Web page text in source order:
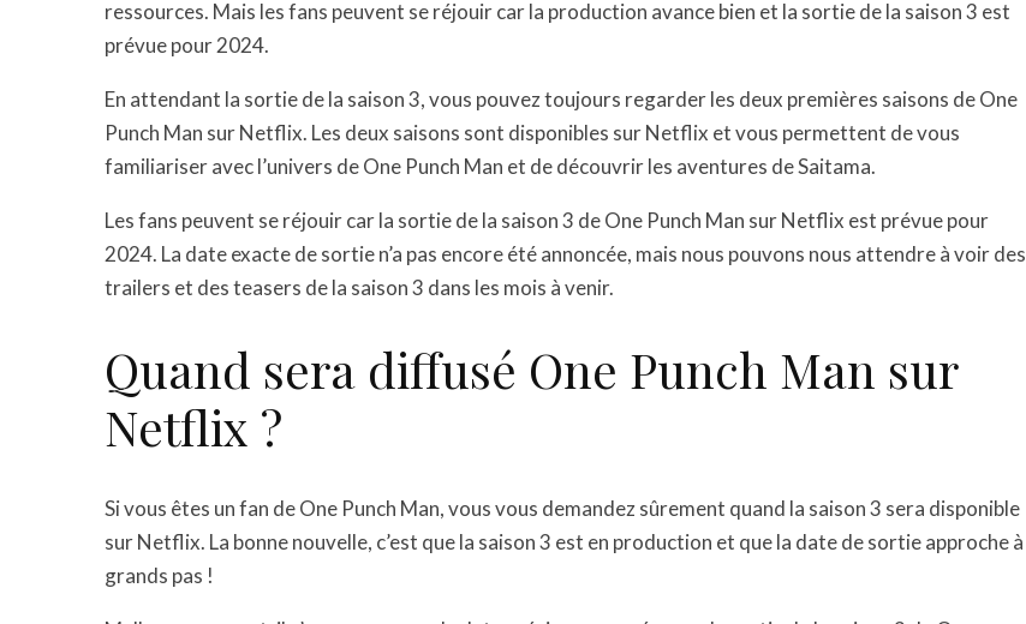
ressources. Mais les fans peuvent se réjouir car la production avance bien et la sortie de la saison 3 est
prévue pour 2024.
En attendant la sortie de la saison 3, vous pouvez toujours regarder les deux premières saisons de One
Punch Man sur Netflix. Les deux saisons sont disponibles sur Netflix et vous permettent de vous
familiariser avec l’univers de One Punch Man et de découvrir les aventures de Saitama.
Les fans peuvent se réjouir car la sortie de la saison 3 de One Punch Man sur Netflix est prévue pour
2024. La date exacte de sortie n’a pas encore été annoncée, mais nous pouvons nous attendre à voir des
trailers et des teasers de la saison 3 dans les mois à venir.
Quand sera diffusé One Punch Man sur
Netflix ?
Si vous êtes un fan de One Punch Man, vous vous demandez sûrement quand la saison 3 sera disponible
sur Netflix. La bonne nouvelle, c’est que la saison 3 est en production et que la date de sortie approche à
grands pas !